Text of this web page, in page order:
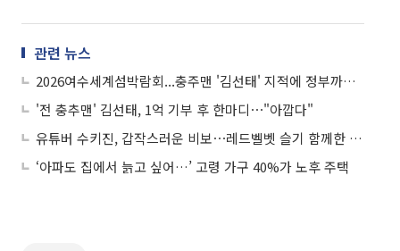
관련 뉴스
2026여수세계섬박람회...충주맨 '김선태' 지적에 정부까지 등판
'전 충추맨' 김선태, 1억 기부 후 한마디⋯"아깝다"
유튜버 수키진, 갑작스러운 비보⋯레드벨벳 슬기 함께한 영상에 추모 물결
‘아파도 집에서 늙고 싶어…’ 고령 가구 40%가 노후 주택